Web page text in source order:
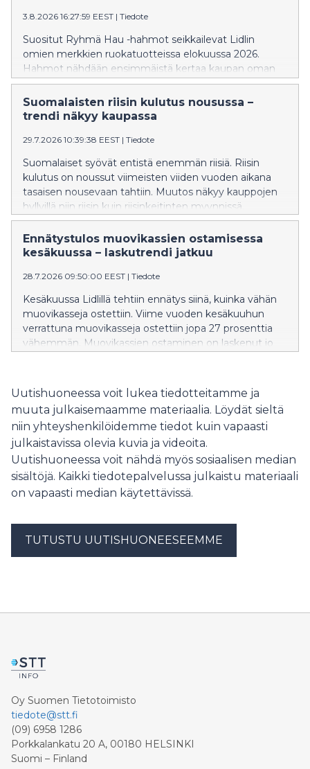
3.8.2026 16:27:59 EEST | Tiedote
Suositut Ryhmä Hau -hahmot seikkailevat Lidlin
omien merkkien ruokatuotteissa elokuussa 2026.
Hahmot nähdään ensimmäistä kertaa kaupan oman
merkin tuotteissa, jotka täyttävät Maailman
terveysjärjestön (WHO) ravitsemuskriteerit. Lidl on
muokannut omien tuotteiden reseptejä niin, että
välipaloiksi sopivissa marjoissa ja hedelmissä. Näin Lidl
haluaa kannustaa lapsia ja vanhempia
ravitsemuksellisesti parempien vaihtoehtojen pariin.
Suomalaisten riisin kulutus nousussa –
trendi näkyy kaupassa
29.7.2026 10:39:38 EEST | Tiedote
Suomalaiset syövät entistä enemmän riisiä. Riisin
kulutus on noussut viimeisten viiden vuoden aikana
tasaisen nousevaan tahtiin. Muutos näkyy kauppojen
hyllyillä niin riisin kuin riisinkeitinten myynnissä.
Ennätystulos muovikassien ostamisessa
kesäkuussa – laskutrendi jatkuu
28.7.2026 09:50:00 EEST | Tiedote
Kesäkuussa Lidlillä tehtiin ennätys siinä, kuinka vähän
muovikasseja ostettiin. Viime vuoden kesäkuuhun
verrattuna muovikasseja ostettiin jopa 27 prosenttia
vähemmän. Muovikassien ostaminen on laskenut jo
Muovikassin ostamisen laskutrendi siis jatkuu, ja
muovikassien ostamisen kulttuuri näyttää
muuttuneen pysyvästi.
Uutishuoneessa voit lukea tiedotteitamme ja
muuta julkaisemaamme materiaalia. Löydät sieltä
niin yhteyshenkilöidemme tiedot kuin vapaasti
julkaistavissa olevia kuvia ja videoita.
Uutishuoneessa voit nähdä myös sosiaalisen median
sisältöjä. Kaikki tiedotepalvelussa julkaistu materiaali
on vapaasti median käytettävissä.
TUTUSTU UUTISHUONEESEEMME
Oy Suomen Tietotoimisto
tiedote@stt.fi
(09) 6958 1286
Porkkalankatu 20 A, 00180 HELSINKI
Suomi – Finland